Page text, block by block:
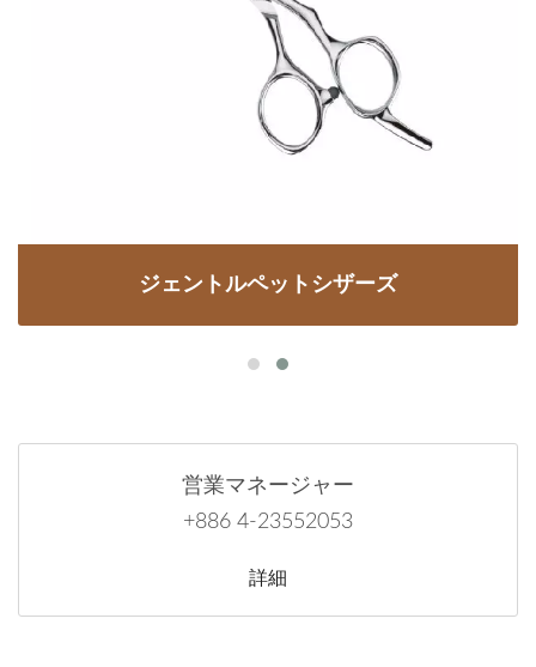
ジェントルペットシザーズ
営業マネージャー
+886 4-23552053
詳細